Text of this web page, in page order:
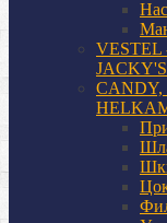
VESTEL
CANDY,